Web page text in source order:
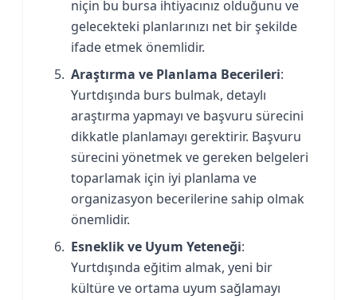
niçin bu bursa ihtiyacınız olduğunu ve
gelecekteki planlarınızı net bir şekilde
ifade etmek önemlidir.
Araştırma ve Planlama Becerileri:
Yurtdışında burs bulmak, detaylı
araştırma yapmayı ve başvuru sürecini
dikkatle planlamayı gerektirir. Başvuru
sürecini yönetmek ve gereken belgeleri
toparlamak için iyi planlama ve
organizasyon becerilerine sahip olmak
önemlidir.
Esneklik ve Uyum Yeteneği:
Yurtdışında eğitim almak, yeni bir
kültüre ve ortama uyum sağlamayı